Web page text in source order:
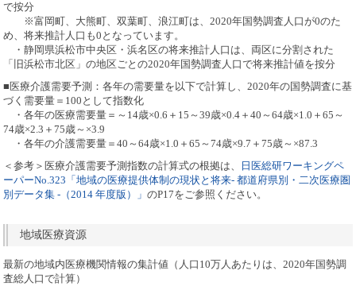
で按分
※富岡町、大熊町、双葉町、浪江町は、2020年国勢調査人口が0のた
め、将来推計人口も0となっています。
・静岡県浜松市中央区・浜名区の将来推計人口は、両区に分割された
「旧浜松市北区」の地区ごとの2020年国勢調査人口で将来推計値を按分
■医療介護需要予測：各年の需要量を以下で計算し、2020年の国勢調査に基
づく需要量＝100として指数化
・各年の医療需要量＝～14歳×0.6＋15～39歳×0.4＋40～64歳×1.0＋65～
74歳×2.3＋75歳～×3.9
・各年の介護需要量＝40～64歳×1.0＋65～74歳×9.7＋75歳～×87.3
＜参考＞医療介護需要予測指数の計算式の根拠は、
日医総研ワーキングペ
ーパーNo.323「地域の医療提供体制の現状と将来- 都道府県別・二次医療圏
別データ集 -（2014 年度版）」のP17をご参照ください。
地域医療資源
最新の地域内医療機関情報の集計値（人口10万人あたりは、2020年国勢調
査総人口で計算）